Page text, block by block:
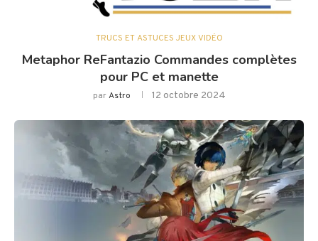
TRUCS ET ASTUCES JEUX VIDÉO
Metaphor ReFantazio Commandes complètes
pour PC et manette
parAstro 12 octobre 2024